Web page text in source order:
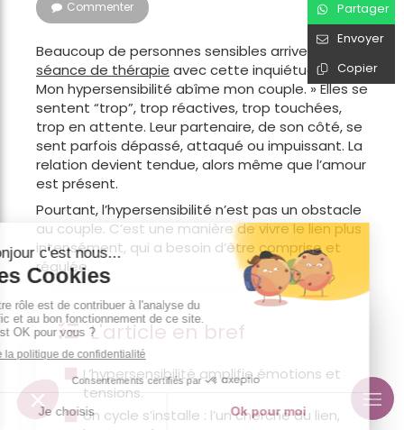
Commenter
Beaucoup de personnes sensibles arrivent en
séance de thérapie avec cette inquiétude : «
Mon hypersensibilité abîme mon couple. » Elles se
sentent “trop”, trop réactives, trop touchées,
trop en attente. Leur partenaire, de son côté, se
sent parfois dépassé, attaqué ou impuissant. La
relation devient tendue, alors même que l’amour
est présent.
Pourtant, l’hypersensibilité n’est pas un obstacle
au couple. C’est une manière de vivre le lien plus
intensément, qui a besoin d’être comprise et
régulée.
L'article en bref
L’hypersensibilité amplifie émotions et
tensions.
Un cycle s’installe : l’un cherche du lien,
Partager
Envoyer
Copier